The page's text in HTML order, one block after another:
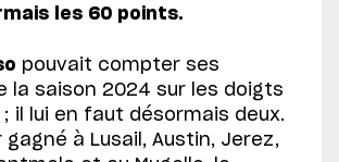
les 60 points.
pouvait compter ses
la saison 2024 sur les doigts
il lui en faut désormais deux.
gagné à Lusail, Austin, Jerez,